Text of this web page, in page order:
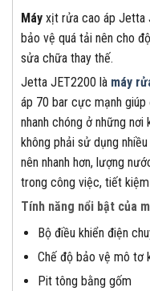
Máy xịt rửa cao áp Jetta
bảo vệ quá tải nên cho
sửa chữa thay thế.
Jetta JET2200 là máy
áp 70 bar cực mạnh
nhanh chóng ở những
không phải sử dụng
nên nhanh hơn, lượng
trong công việc, tiết kiệm
Tính năng nổi bật của
Bộ điều khiển điện
Chế độ bảo vệ mô tơ
Pit tông bằng gốm